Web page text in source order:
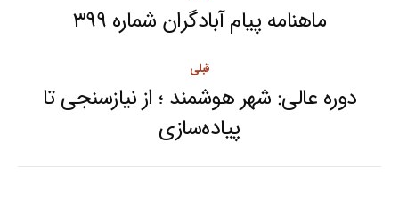
navigation
قبلی
Previous
post:
دوره عالی: شهر هوشمند ؛ از نیازسنجی تا
پیاده‏‌سازی
Next
ماهنامه پیام آبادگران شماره ۳۹۹